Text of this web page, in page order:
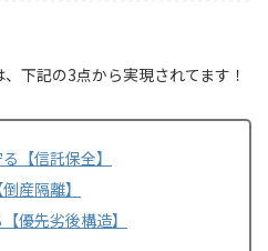
下記の3点から実現されてます！
【信託保全】
産隔離】
優先劣後構造】